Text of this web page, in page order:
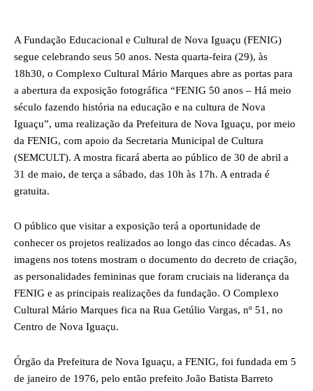
A Fundação Educacional e Cultural de Nova Iguaçu (FENIG)
segue celebrando seus 50 anos. Nesta quarta-feira (29), às
18h30, o Complexo Cultural Mário Marques abre as portas para
a abertura da exposição fotográfica “FENIG 50 anos – Há meio
século fazendo história na educação e na cultura de Nova
Iguaçu”, uma realização da Prefeitura de Nova Iguaçu, por meio
da FENIG, com apoio da Secretaria Municipal de Cultura
(SEMCULT). A mostra ficará aberta ao público de 30 de abril a
31 de maio, de terça a sábado, das 10h às 17h. A entrada é
gratuita.
O público que visitar a exposição terá a oportunidade de
conhecer os projetos realizados ao longo das cinco décadas. As
imagens nos totens mostram o documento do decreto de criação,
as personalidades femininas que foram cruciais na liderança da
FENIG e as principais realizações da fundação. O Complexo
Cultural Mário Marques fica na Rua Getúlio Vargas, nº 51, no
Centro de Nova Iguaçu.
Órgão da Prefeitura de Nova Iguaçu, a FENIG, foi fundada em 5
de janeiro de 1976, pelo então prefeito João Batista Barreto